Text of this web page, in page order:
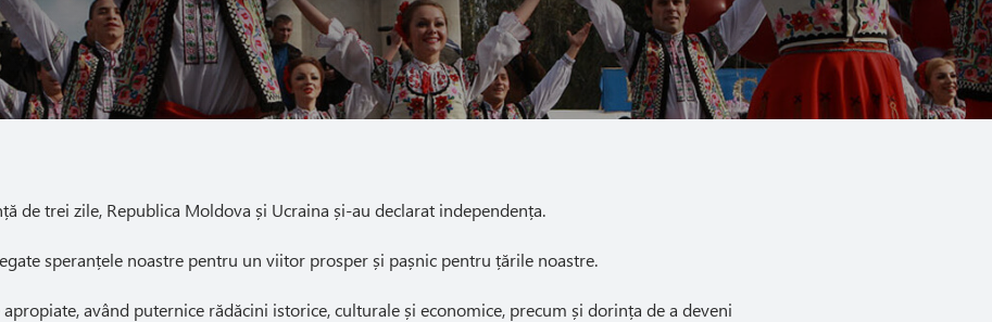
de trei zile, Republica Moldova și Ucraina și-au declarat independența.
speranțele noastre pentru un viitor prosper și pașnic pentru țările noastre.
având puternice rădăcini istorice, culturale și economice, precum și dorința de a deveni